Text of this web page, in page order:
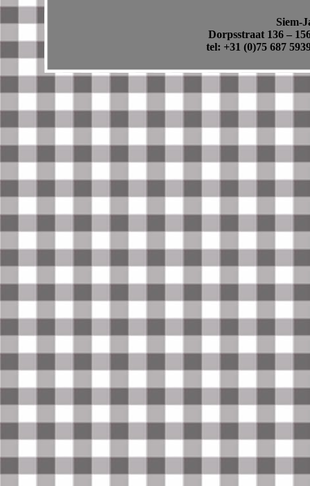
Siem-
Dorpsstraat 136 –
tel: +31 (0)75 687